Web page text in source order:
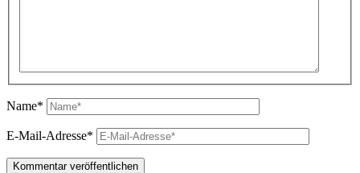
Name*
E-Mail-Adresse*